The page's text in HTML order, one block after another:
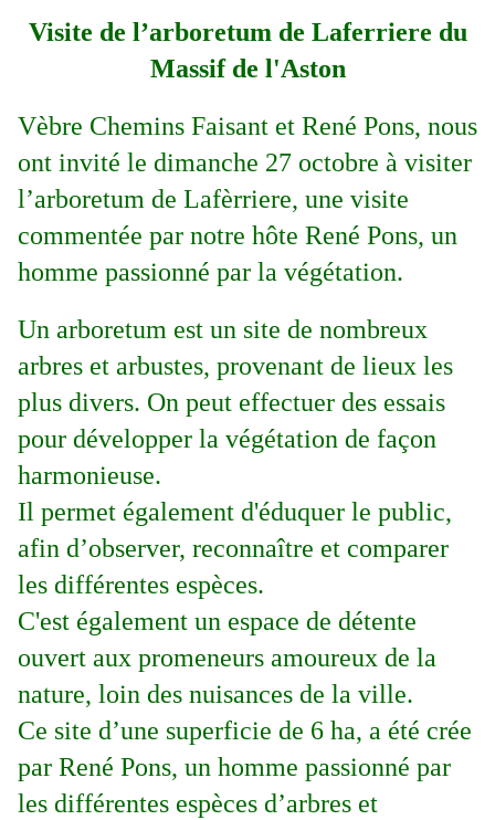
Visite de l’arboretum de Laferriere du
Massif de l'Aston
Vèbre Chemins Faisant et René Pons, nous
ont invité le dimanche 27 octobre à visiter
l’arboretum de Lafèrriere, une visite
commentée par notre hôte René Pons, un
homme passionné par la végétation.
Un arboretum est un site de nombreux
arbres et arbustes, provenant de lieux les
plus divers. On peut effectuer des essais
pour développer la végétation de façon
harmonieuse.
Il permet également d'éduquer le public,
afin d’observer, reconnaître et comparer
les différentes espèces.
C'est également un espace de détente
ouvert aux promeneurs amoureux de la
nature, loin des nuisances de la ville.
Ce site d’une superficie de 6 ha, a été crée
par René Pons, un homme passionné par
les différentes espèces d’arbres et